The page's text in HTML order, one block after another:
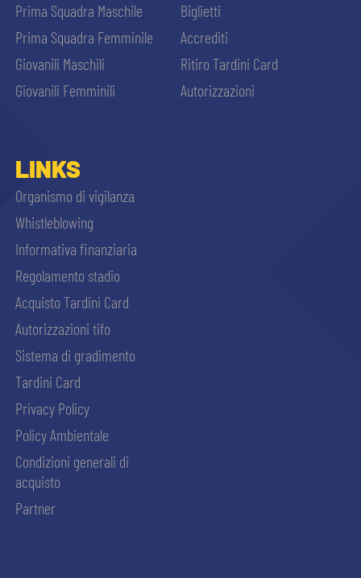
Prima Squadra Maschile
Prima Squadra Femminile
Giovanili Maschili
Giovanili Femminili
Biglietti
Accrediti
Ritiro Tardini Card
Autorizzazioni
LINKS
Organismo di vigilanza
Whistleblowing
Informativa finanziaria
Regolamento stadio
Acquisto Tardini Card
Autorizzazioni tifo
Sistema di gradimento
Tardini Card
Privacy Policy
Policy Ambientale
Condizioni generali di
acquisto
Partner